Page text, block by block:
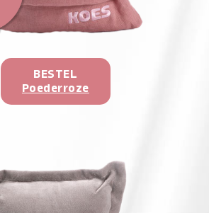
BESTEL
Poederroze